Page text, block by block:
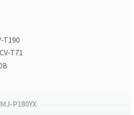
T190
T71
P180YX